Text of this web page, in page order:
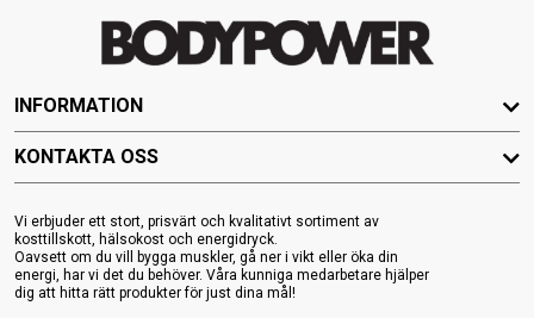
Vi erbjuder ett stort, prisvärt och kvalitativt sortiment av
kosttillskott, hälsokost och energidryck.
Oavsett om du vill bygga muskler, gå ner i vikt eller öka din
energi, har vi det du behöver. Våra kunniga medarbetare hjälper
dig att hitta rätt produkter för just dina mål!
INFORMATION
KONTAKTA OSS